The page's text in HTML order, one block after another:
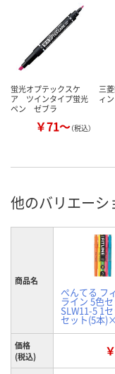
蛍光オプテックスケ
ア ツインタイプ蛍光
ペン ゼブラ
￥71～（税込）
三
ィ
他のバリエーシ
商品名
ぺんてる フ
ライン 5色
SLW11-5 1
セット(5本
価格
(税込)